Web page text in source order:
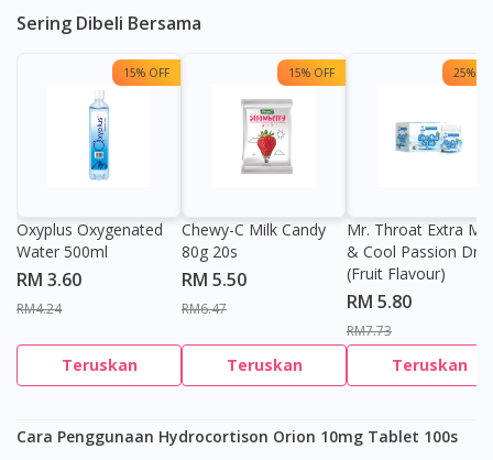
Sering Dibeli Bersama
15% OFF
Oxyplus Oxygenated
Water 500ml
RM 3.60
RM4.24
Teruskan
15% OFF
Chewy-C Milk Candy
80g 20s
RM 5.50
RM6.47
Teruskan
25%
Mr. Throat Extra
& Cool Passion
(Fruit Flavour)
RM 5.80
RM7.73
Teruskan
Cara Penggunaan Hydrocortison Orion 10mg Tablet 100s